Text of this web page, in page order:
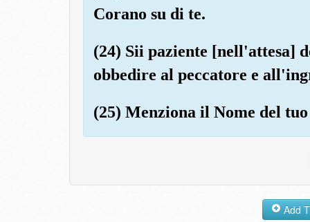
Corano su di te.
(24) Sii paziente [nell'attesa]
obbedire al peccatore e
(25) Menziona il Nome del